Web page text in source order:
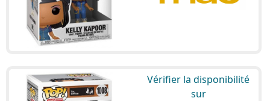
Vérifier la disponibilité
sur